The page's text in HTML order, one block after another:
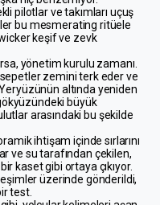
pilotlar ve takımları uçuş
bu mesmerating ritüele
keşif ve zevk
yönetim kurulu zamanı.
zemini terk eder ve
altında yeniden
büyük
arasındaki bu şekilde
ihtişam içinde sırlarını
ve su tarafından çekilen,
kaset gibi ortaya çıkıyor.
üzerinde gönderildi,
test.